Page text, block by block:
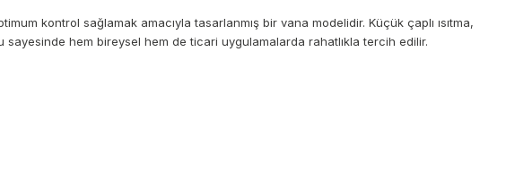
kontrol sağlamak amacıyla tasarlanmış bir vana modelidir. Küçük çaplı ısıtma,
sayesinde hem bireysel hem de ticari uygulamalarda rahatlıkla tercih edilir.